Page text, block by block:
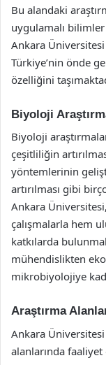
Bu alandaki
uygulamalı
Ankara
Türkiye’nin önde
özelliğini
Biyoloji
Biyoloji
çeşitliliğin
yöntemlerinin
artırılması gibi
Ankara
çalışmalarla hem
katkılarda
mühendislikten
mikrobiyolojiye
Araştırma
Ankara
alanlarında